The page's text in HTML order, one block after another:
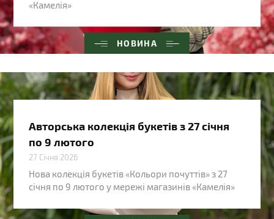
НОВИНА
«Камелія»
Авторська колекція букетів з 27 січня
по 9 лютого
27 Січня 2026
Нова колекція букетів «Кольори почуттів» з 27
січня по 9 лютого у мережі магазинів «Камелія»